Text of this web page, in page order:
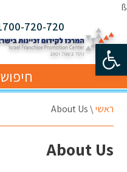
פתח סרגל נגישות
ß
720-720
ראשי\
About Us
About Us